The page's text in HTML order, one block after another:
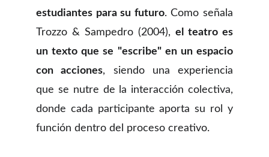
estudiantes para su futuro. Como señala
Trozzo & Sampedro (2004), el teatro es
un texto que se "escribe" en un espacio
con acciones, siendo una experiencia
que se nutre de la interacción colectiva,
donde cada participante aporta su rol y
función dentro del proceso creativo.